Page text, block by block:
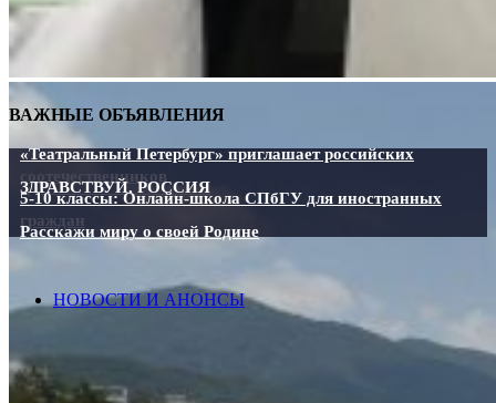
ВАЖНЫЕ ОБЪЯВЛЕНИЯ
«Театральный Петербург» приглашает российских
соотечественников
ЗДРАВСТВУЙ, РОССИЯ
5-10 классы: Онлайн-школа СПбГУ для иностранных
граждан
Расскажи миру о своей Родине
НОВОСТИ И АНОНСЫ